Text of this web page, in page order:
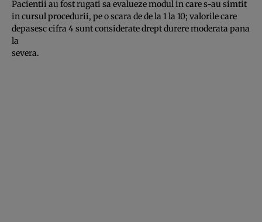
Pacientii au fost rugati sa evalueze modul in care s-au simtit
in cursul procedurii, pe o scara de de la 1 la 10; valorile care
depasesc cifra 4 sunt considerate drept durere moderata pana
la
severa.